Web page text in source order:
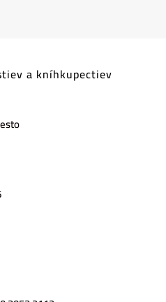
a kníhkupectiev